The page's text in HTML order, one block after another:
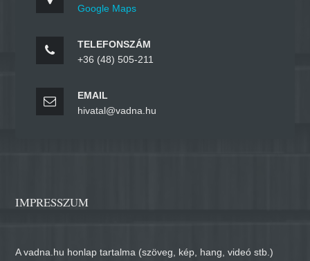
Google Maps
TELEFONSZÁM
+36 (48) 505-211
EMAIL
hivatal@vadna.hu
IMPRESSZUM
A vadna.hu honlap tartalma (szöveg, kép, hang, videó stb.)